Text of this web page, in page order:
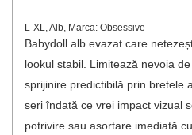
L-XL, Alb, Marca: Obsessive
Babydoll alb evazat care
lookul stabil. Limitează nevoia
sprijinire predictibilă prin bretele
seri îndată ce vrei impact vizual
potrivire sau asortare imediată